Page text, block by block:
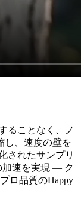
ることなく、ノ
し、速度の壁を
されたサンプリ
加速を実現 — ク
ロ品質のHappy